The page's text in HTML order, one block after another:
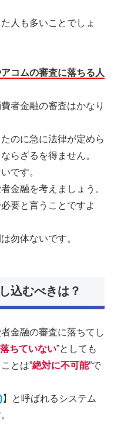
人も多いことでしょ
コムの審査に落ちる人
者金融の審査はかなり
のに急に法律が定めら
らざるを得ません。
です。
金融を考えましょう。
要と言うことですよ
勿体ないです。
込むべきは？
金融の審査に落ちてし
ちていない”としても
とは”絶対に不可能”で
】と呼ばれるシステム